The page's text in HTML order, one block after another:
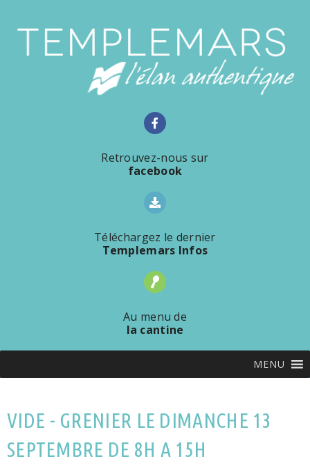
Retrouvez-nous sur
facebook
Téléchargez le dernier
Templemars Infos
Au menu de
la cantine
MENU
VIDE - GRENIER LE DIMANCHE 13
SEPTEMBRE DE 8H A 15H